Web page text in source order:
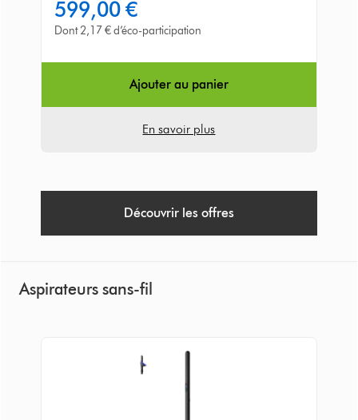
out
of
from
599,00 €
Dont 2,17 € d’éco-participation
Ajouter au panier
En savoir plus
Découvrir les offres
Aspirateurs sans-fil